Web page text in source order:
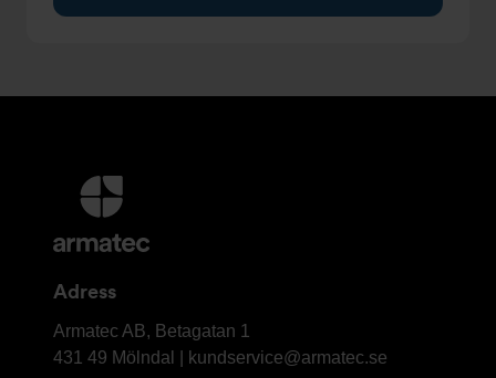
Ytterligare
information
och
Adress
Armatec
AB
Armatec AB, Betagatan 1
431 49 Mölndal |
kundservice@armatec.se